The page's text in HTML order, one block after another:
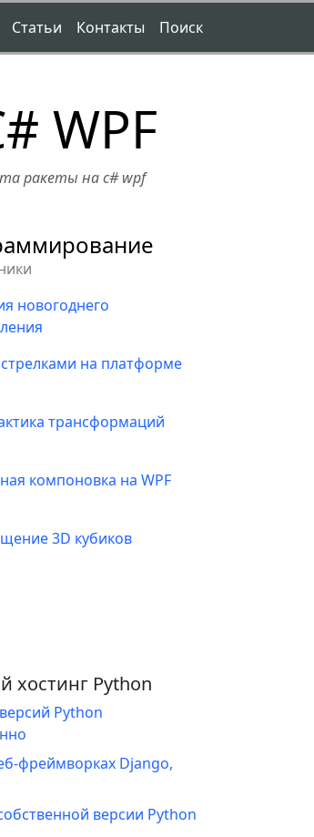
Статьи Контакты Поиск
WPF
ракеты на c# wpf
новогоднего
на платформе
трансформаций
компоновка на WPF
3D кубиков
хостинг Python
Python
фреймворках Django,
версии Python